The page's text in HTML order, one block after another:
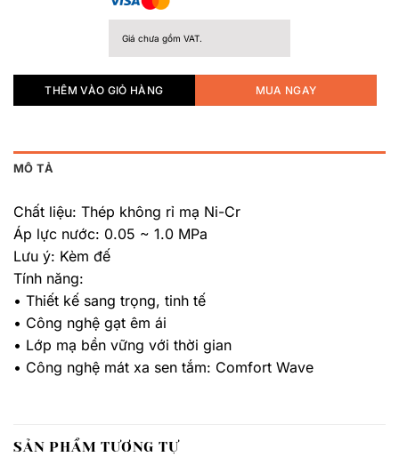
Giá chưa gồm VAT.
THÊM VÀO GIỎ HÀNG MUA NGAY
MÔ TẢ
Chất liệu: Thép không rỉ mạ Ni-Cr
Áp lực nước: 0.05 ~ 1.0 MPa
Lưu ý: Kèm đế
Tính năng:
• Thiết kế sang trọng, tinh tế
• Công nghệ gạt êm ái
• Lớp mạ bền vững với thời gian
• Công nghệ mát xa sen tắm: Comfort Wave
SẢN PHẨM TƯƠNG TỰ